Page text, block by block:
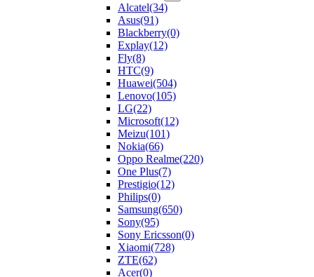
Alcatel(34)
Asus(91)
Blackberry(0)
Explay(12)
Fly(8)
HTC(9)
Huawei(504)
Lenovo(105)
LG(22)
Microsoft(12)
Meizu(101)
Nokia(66)
Oppo Realme(220)
One Plus(7)
Prestigio(12)
Philips(0)
Samsung(650)
Sony(95)
Sony Ericsson(0)
Xiaomi(728)
ZTE(62)
Acer(0)